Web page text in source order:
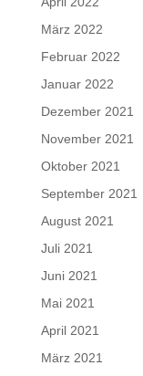
März 2022
Februar 2022
Januar 2022
Dezember 2021
November 2021
Oktober 2021
September 2021
August 2021
Juli 2021
Juni 2021
Mai 2021
April 2021
März 2021